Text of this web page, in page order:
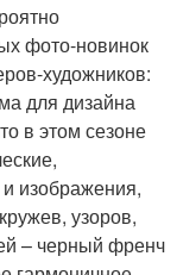
фото-новинок
художников:
для дизайна
в этом сезоне
и изображения,
узоров,
– черный френч